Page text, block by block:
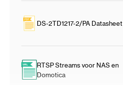
DS-2TD1217-2/PA Datasheet
RTSP Streams voor NAS en
Domotica